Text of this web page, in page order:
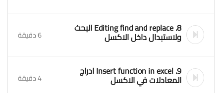
8. Editing find and replace البحث
ولاستبدال داخل الاكسل 6 دقيقة
9. Insert function in excel ادراج
المعادلات في الاكسل 4 دقيقة